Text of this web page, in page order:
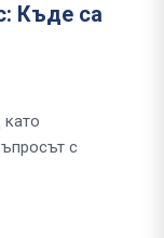
Къде са
с